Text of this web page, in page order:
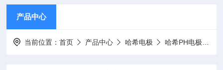
产品中心
当前位置：首页 产品中心 哈希电极 哈希PH电极